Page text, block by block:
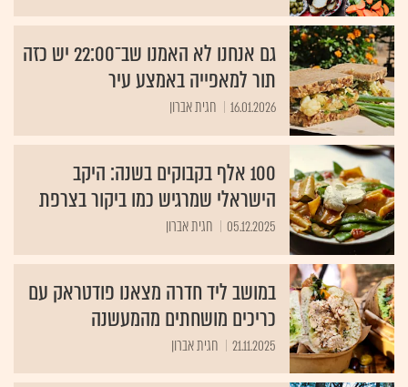
גם אנחנו לא האמנו שב־22:00 יש כזה
תור למאפייה באמצע עיר
16.01.2026 חגית אברון
100 אלף בקבוקים בשנה: היקב
הישראלי שמרגיש כמו ביקור בצרפת
05.12.2025 חגית אברון
במושב ליד חדרה מצאנו פודטראק עם
כריכים מושחתים מהמעשנה
21.11.2025 חגית אברון